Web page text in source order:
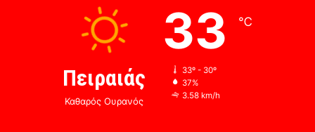
Πειραιάς
Καθαρός Ουρανός
33 ℃
33º - 30º
37%
3.58 km/h